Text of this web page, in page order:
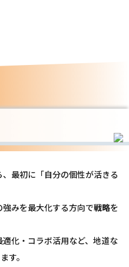
最初に「自分の個性が活きる
みを最大化する方向で戦略を
適化・コラボ活用など、地道な
す。